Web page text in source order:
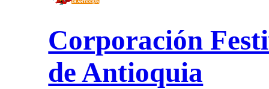
Corporación
de Antioquia